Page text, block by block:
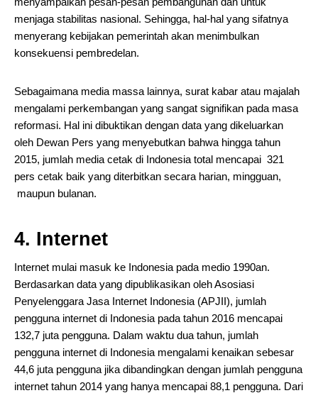
menjaga stabilitas nasional. Sehingga, hal-hal yang sifatnya
menyerang kebijakan pemerintah akan menimbulkan
konsekuensi pembredelan.
Sebagaimana media massa lainnya, surat kabar atau majalah
mengalami perkembangan yang sangat signifikan pada masa
reformasi. Hal ini dibuktikan dengan data yang dikeluarkan
oleh Dewan Pers yang menyebutkan bahwa hingga tahun
2015, jumlah media cetak di Indonesia total mencapai 321
pers cetak baik yang diterbitkan secara harian, mingguan,
maupun bulanan.
4. Internet
Internet mulai masuk ke Indonesia pada medio 1990an.
Berdasarkan data yang dipublikasikan oleh Asosiasi
Penyelenggara Jasa Internet Indonesia (APJII), jumlah
pengguna internet di Indonesia pada tahun 2016 mencapai
132,7 juta pengguna. Dalam waktu dua tahun, jumlah
pengguna internet di Indonesia mengalami kenaikan sebesar
44,6 juta pengguna jika dibandingkan dengan jumlah pengguna
internet tahun 2014 yang hanya mencapai 88,1 pengguna. Dari